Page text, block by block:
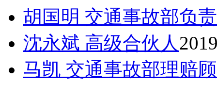
胡国明 交通事故部负
沈永斌 高级合伙人
马凯 交通事故部理赔